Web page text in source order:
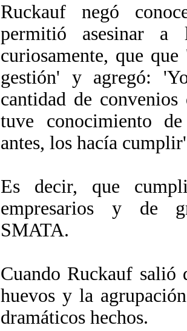
Ruckauf negó
permitió asesinar a
curiosamente, que
gestión' y agregó:
cantidad de
tuve conocimiento
antes, los hacía
Es decir, que
empresarios y de
SMATA.
Cuando Ruckauf salió
huevos y la
dramáticos hechos.